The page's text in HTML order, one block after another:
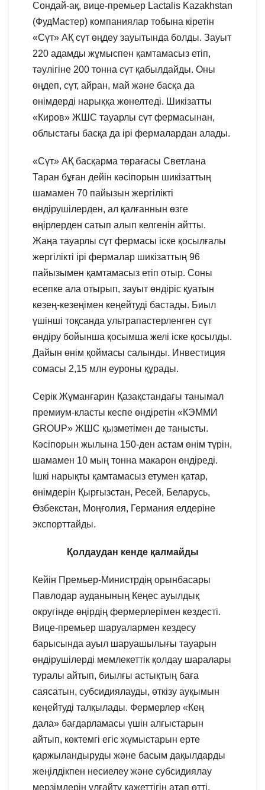
Сондай-ақ, вице-премьер Lactalis Kazakhstan
(ФудМастер) компаниялар тобына кіретін
«Сүт» АҚ сүт өңдеу зауытында болды. Зауыт
220 адамды жұмыспен қамтамасыз етіп,
тәулігіне 200 тонна сүт қабылдайды. Оны
өңдеп, сүт, айран, май және басқа да
өнімдерді нарыққа жөнелтеді. Шикізатты
«Киров» ЖШС тауарлы сүт фермасынан,
облыстағы басқа да ірі фермалардан алады.
«Сүт» АҚ басқарма төрағасы Светлана
Таран бұған дейін кәсіпорын шикізаттың
шамамен 70 пайызын жергілікті
өндірушілерден, ал қалғаннын өзге
өңірлерден сатып алып келгенін айтты.
Жаңа тауарлы сүт фермасы іске қосылғалы
жергілікті ірі фермалар шикізаттың 96
пайызымен қамтамасыз етіп отыр. Соны
есепке ала отырып, зауыт өндіріс қуатын
кезең-кезеңімен кеңейтуді бастады. Биыл
үшінші тоқсанда ультрапастерленген сүт
өндіру бойынша қосымша желі іске қосылды.
Дайын өнім қоймасы салынды. Инвестиция
сомасы 2,15 млн еуроны құрады.
Серік Жұманғарин Қазақстандағы танымал
премиум-класты кеспе өндіретін «КЭММИ
GROUP» ЖШС қызметімен де танысты.
Кәсіпорын жылына 150-ден астам өнім түрін,
шамамен 10 мың тонна макарон өндіреді.
Ішкі нарықты қамтамасыз етумен қатар,
өнімдерін Қырғызстан, Ресей, Беларусь,
Өзбекстан, Моңғолия, Германия елдеріне
экспорттайды.
Қолдаудан кенде қалмайды
Кейін Премьер-Министрдің орынбасары
Павлодар ауданының Кеңес ауылдық
округінде өңірдің фермерлерімен кездесті.
Вице-премьер шаруалармен кездесу
барысында ауыл шаруашылығы тауарын
өндірушілерді мемлекеттік қолдау шаралары
туралы айтып, биылғы астықтың баға
саясатын, субсидиялауды, өткізу ауқымын
кеңейтуді талқылады. Фермерлер «Кең
дала» бағдарламасы үшін алғыстарын
айтып, көктемгі егіс жұмыстарын ерте
қаржыландыруды және басым дақылдарды
жеңілдікпен несиелеу және субсидиялау
мерзімдерін ұлғайту қажеттігін атап өтті.